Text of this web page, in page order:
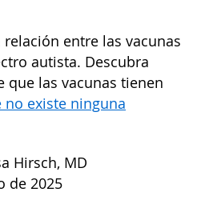
entre las vacunas
autista. Descubra
que las vacunas tienen
no existe ninguna
Hirsch, MD
de 2025